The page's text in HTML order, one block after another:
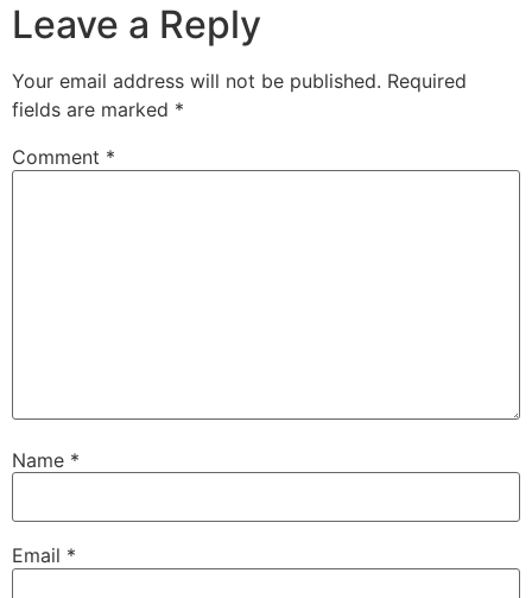
Leave a Reply
Your email address will not be published. Required
fields are marked *
Comment *
Name *
Email *